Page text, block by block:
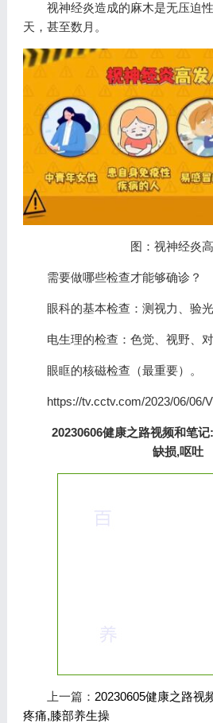
视神经炎造成的麻木是无压迫
天，甚至数月。
图：视神经炎
需要做哪些检查才能够确诊？
眼科的基本检查：测视力、验光
电生理的检查：色觉、视野、对
眼眶的核磁检查（最重要）。
https://tv.cctv.com/2023/06/06/
20230606健康之路视频和笔
缺损,呕吐
上一篇： 20230605健康之路视
疼痛,膝部养生操